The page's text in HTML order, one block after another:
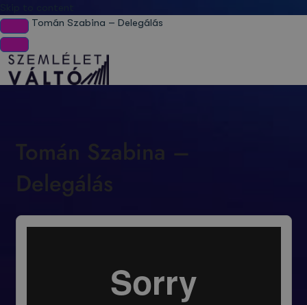
Tomán Szabina – Delegálás
Tomán Szabina –
Delegálás